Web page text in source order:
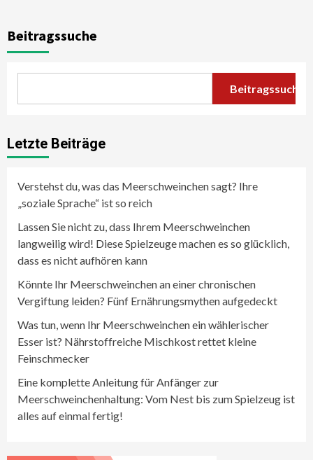
Beitragssuche
Beitragssuche
Letzte Beiträge
Verstehst du, was das Meerschweinchen sagt? Ihre
„soziale Sprache“ ist so reich
Lassen Sie nicht zu, dass Ihrem Meerschweinchen
langweilig wird! Diese Spielzeuge machen es so glücklich,
dass es nicht aufhören kann
Könnte Ihr Meerschweinchen an einer chronischen
Vergiftung leiden? Fünf Ernährungsmythen aufgedeckt
Was tun, wenn Ihr Meerschweinchen ein wählerischer
Esser ist? Nährstoffreiche Mischkost rettet kleine
Feinschmecker
Eine komplette Anleitung für Anfänger zur
Meerschweinchenhaltung: Vom Nest bis zum Spielzeug ist
alles auf einmal fertig!